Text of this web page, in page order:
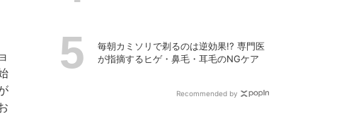
毎朝カミソリで剃るのは逆効果!? 専門医
が指摘するヒゲ・鼻毛・耳毛のNGケア
Recommended by